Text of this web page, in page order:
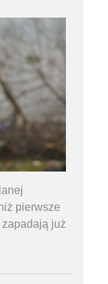
pierwsze
już